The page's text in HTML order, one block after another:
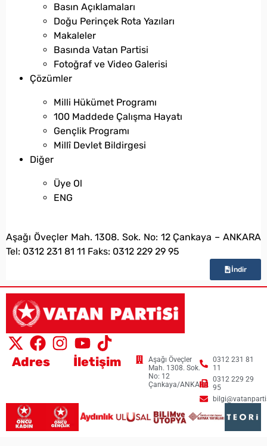
Basın Açıklamaları
Doğu Perinçek Rota Yazıları
Makaleler
Basında Vatan Partisi
Fotoğraf ve Video Galerisi
Çözümler
Milli Hükümet Programı
100 Maddede Çalışma Hayatı
Gençlik Programı
Millî Devlet Bildirgesi
Diğer
Üye Ol
ENG
Aşağı Öveçler Mah. 1308. Sok. No: 12 Çankaya – ANKARA
Tel: 0312 231 81 11 Faks: 0312 229 29 95
İndir
Adres
Aşağı Öveçler
Mah. 1308. Sok.
No: 12
Çankaya/ANKARA
İletişim
0312 231 81
11
0312 229 29
95